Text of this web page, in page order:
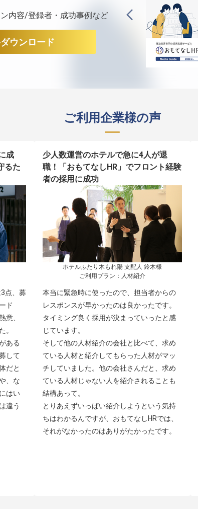
内容/登録者・成功事例など
ウンロード
ご利用企業様の声
成
るた
点、募
ド
意、
。
ある
して
だと
、な
はい
違う
少人数運営のホテルで急に4人が退
職！「おもてなしHR」でフロント経験
者の採用に成功
ホテルふたり木もれ陽 支配人 鈴木様
ご利用プラン：人材紹介
本当に緊急時に使ったので、担当者からの
レスポンスが早かったのは良かったです。
タイミング良く採用が決まっていったと感
じています。
そして他の人材紹介の会社と比べて、求め
ている人材と紹介してもらった人材がマッ
チしていました。他の会社さんだと、求め
ている人材じゃない人を紹介されることも
結構あって。
とりあえずいっぱい紹介しようという気持
ちはわかるんですが、おもてなしHRでは、
それがなかったのはありがたかったです。